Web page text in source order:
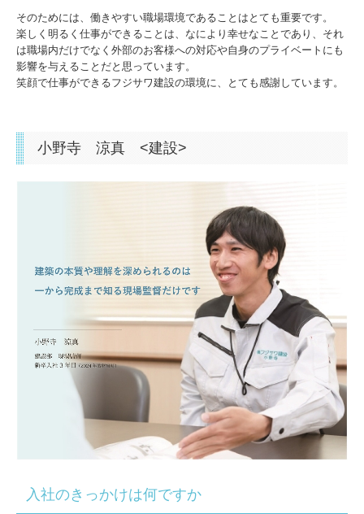
そのためには、働きやすい職場環境であることはとても重要です。
楽しく明るく仕事ができることは、なにより幸せなことであり、それ
は職場内だけでなく外部のお客様への対応や自身のプライベートにも
影響を与えることだと思っています。
笑顔で仕事ができるフジサワ建設の環境に、とても感謝しています。
小野寺 涼真 <建設>
入社のきっかけは何ですか